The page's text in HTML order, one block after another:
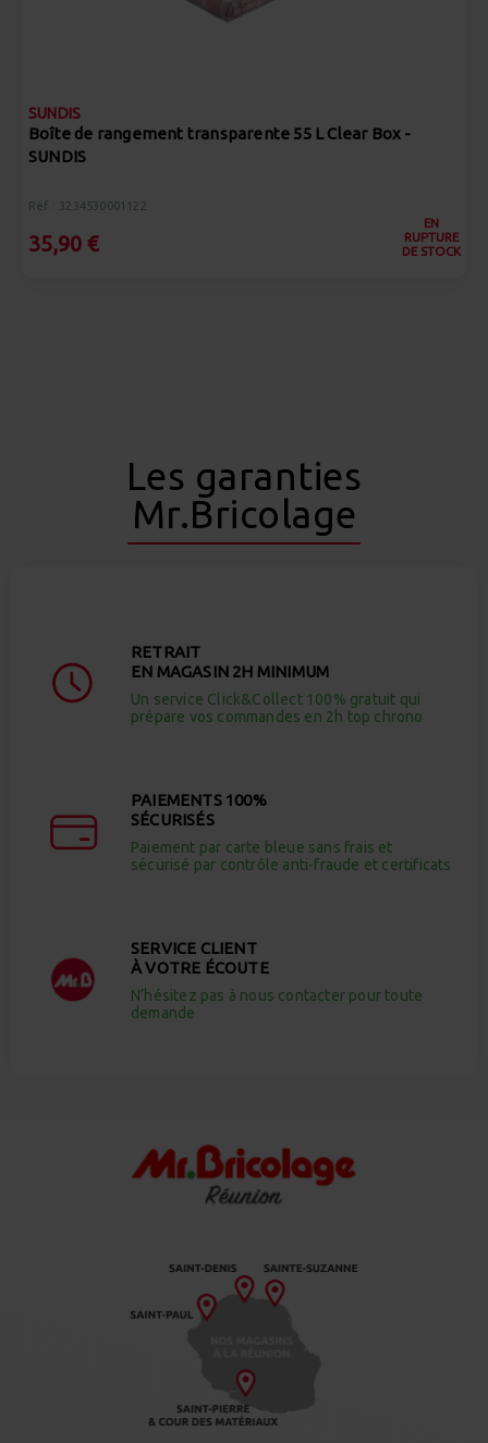
SUNDIS
Boîte de rangement transparente 55 L Clear Box -
SUNDIS
Réf : 3234530001122
35,90 €
EN
RUPTURE
DE STOCK
Les garanties
Mr.Bricolage
RETRAIT
EN MAGASIN 2H MINIMUM
Un service Click&Collect 100% gratuit qui
prépare vos commandes en 2h top chrono
PAIEMENTS 100%
SÉCURISÉS
Paiement par carte bleue sans frais et
sécurisé par contrôle anti-fraude et certificats
SERVICE CLIENT
À VOTRE ÉCOUTE
N’hésitez pas à nous contacter pour toute
demande